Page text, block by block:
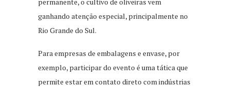
ganhando atenção especial, principalmente no
Rio Grande do Sul.
Para empresas de embalagens e envase, por
exemplo, participar do evento é uma tática que
permite estar em contato direto com indústrias